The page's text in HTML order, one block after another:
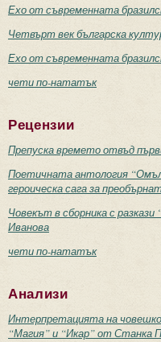
Ехо от съвременната
Четвърт век българска
Ехо от съвременната
чети по-нататък
Рецензии
Препуска времето отвъд
Поетичната антология
героическа сага за
Човекът в сборника с
Иванова
чети по-нататък
Анализи
Интерпретацията на
“Магия” и “Икар” от Станка